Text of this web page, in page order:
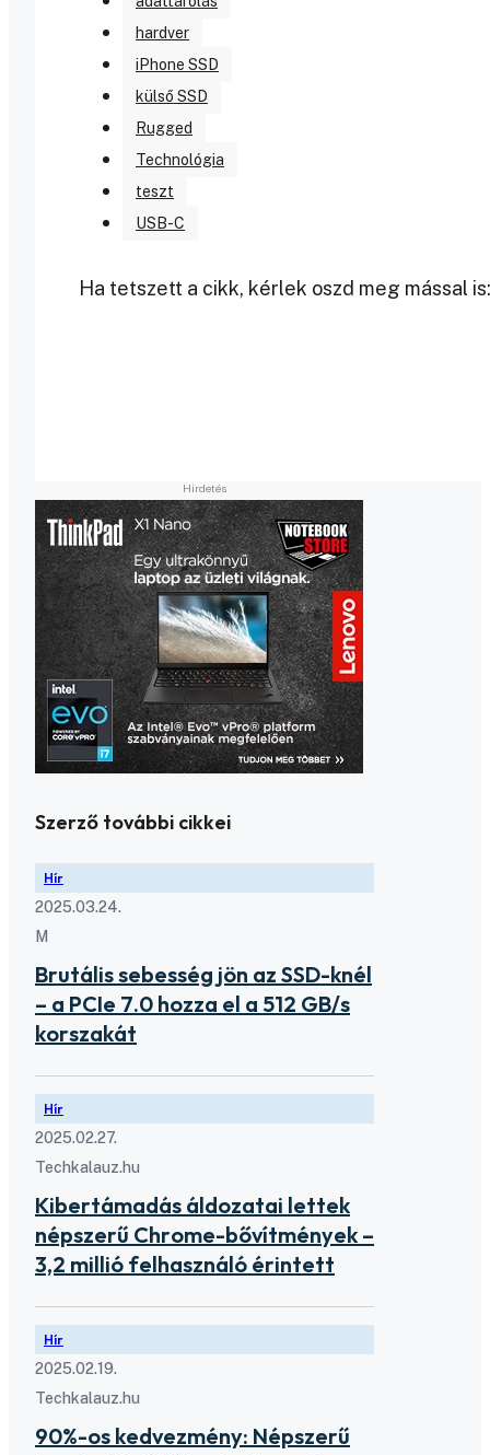
hardver
iPhone SSD
külső SSD
Rugged
Technológia
teszt
USB-C
Ha tetszett a cikk, kérlek oszd meg mással is:
Szerző további cikkei
Hír
2025.03.24.
M
Brutális sebesség jön az SSD-knél
– a PCIe 7.0 hozza el a 512 GB/s
korszakát
Hír
2025.02.27.
Techkalauz.hu
Kibertámadás áldozatai lettek
népszerű Chrome-bővítmények –
3,2 millió felhasználó érintett
Hír
2025.02.19.
Techkalauz.hu
90%-os kedvezmény: Népszerű